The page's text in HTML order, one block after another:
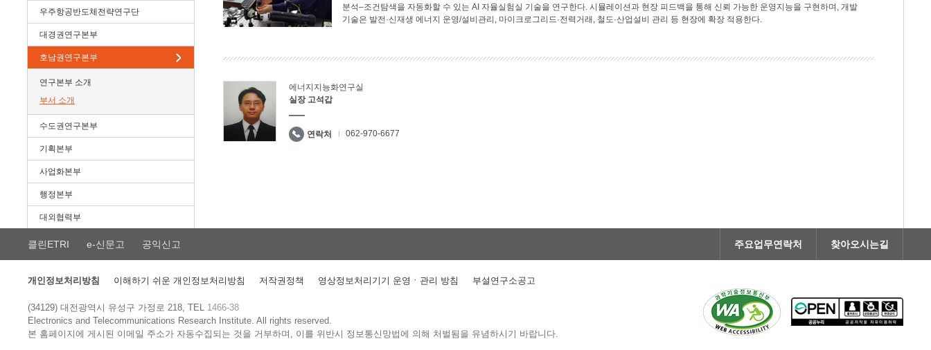
우주항공반도체전략연구단
대경권연구본부
호남권연구본부
연구본부 소개
부서 소개
수도권연구본부
기획본부
사업화본부
행정본부
대외협력부
분석–조건탐색을 자동화할 수 있는 AI 자율실험실 기술을 연구한다. 시뮬레이션과 현장 피드백을 통해 신뢰 가능한 운영지능을 구현하며, 개발
기술은 발전·신재생 에너지 운영/설비관리, 마이크로그리드·전력거래, 철도·산업설비 관리 등 현장에 확장 적용한다.
에너지지능화연구실
실장 고석갑
연락처 062-970-6677
클린ETRI e-신문고 공익신고 주요업무연락처 찾아오시는길
개인정보처리방침 이해하기 쉬운 개인정보처리방침 저작권정책 영상정보처리기기 운영ㆍ관리 방침 부설연구소공고
(34129) 대전광역시 유성구 가정로 218, TEL 1466-38
Electronics and Telecommunications Research Institute.All rights reserved.
본 홈페이지에 게시된 이메일 주소가 자동수집되는 것을 거부하며, 이를 위반시 정보통신망법에 의해 처벌됨을 유념하시기 바랍니다.